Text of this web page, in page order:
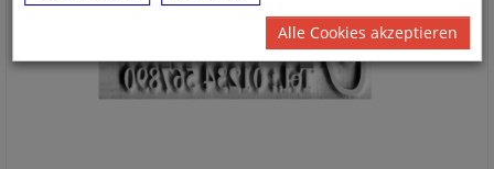
Alle Cookies akzeptieren